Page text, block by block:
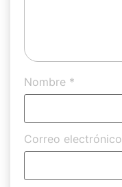
Nombre *
Correo electrónico